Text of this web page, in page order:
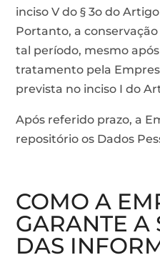
inciso V do § 3o do
Portanto, a
tal período, mesmo
tratamento pela
prevista no inciso I do
Após referido prazo, a
repositório os Dados
COMO A
GARANTE A
DAS